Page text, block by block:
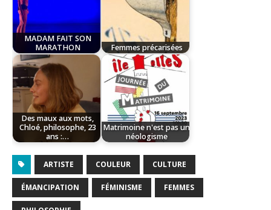
MADAM FAIT SON
MARATHON
Femmes précarisées
Des maux aux mots,
Chloé, philosophe, 23
ans :…
Matrimoine n'est pas un
néologisme
ARTISTE COULEUR CULTURE
ÉMANCIPATION FÉMINISME FEMMES